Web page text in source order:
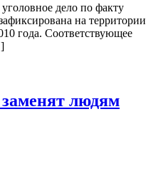
дело по факту
на территории
года. Соответствующее
людям